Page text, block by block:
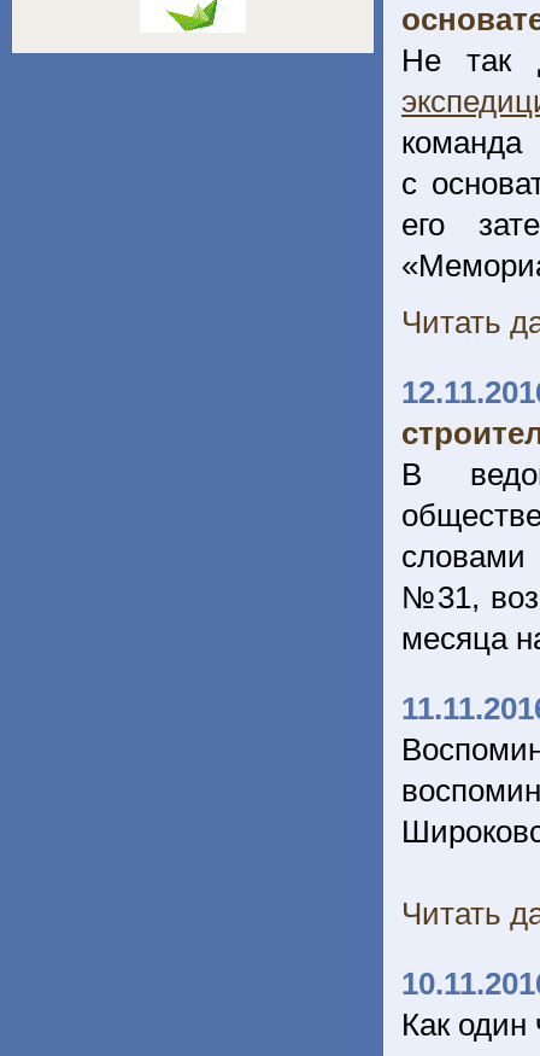
Не так
с
его
Читать
В
словами
№31,
месяца
Читать
Как один